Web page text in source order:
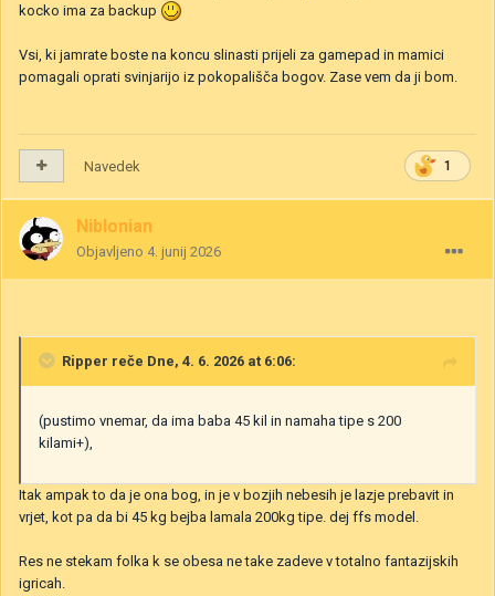
kocko ima za backup
Vsi, ki jamrate boste na koncu slinasti prijeli za gamepad in mamici
pomagali oprati svinjarijo iz pokopališča bogov. Zase vem da ji bom.
1
Navedek
Niblonian
Objavljeno 4. junij 2026
Ripper reče Dne, 4. 6. 2026 at 6:06:
(pustimo vnemar, da ima baba 45 kil in namaha tipe s 200
kilami+),
Itak ampak to da je ona bog, in je v bozjih nebesih je lazje prebavit in
vrjet, kot pa da bi 45 kg bejba lamala 200kg tipe. dej ffs model.
Res ne stekam folka k se obesa ne take zadeve v totalno fantazijskih
igricah.